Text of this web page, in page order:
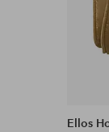
Ellos